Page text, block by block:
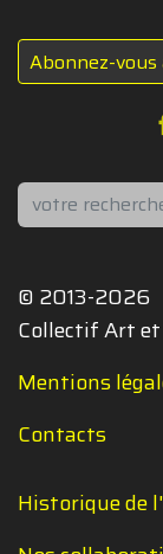
Abonnez-
Rechercher
© 2013-2026
Collectif Art et
Mentions
Contacts
Historique de